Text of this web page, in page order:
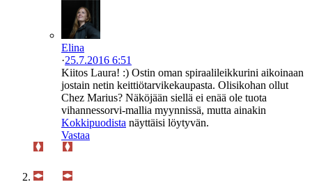
Elina
·25.7.2016 6:51
Kiitos Laura! :) Ostin oman spiraalileikkurini aikoinaan
jostain netin keittiötarvikekaupasta. Olisikohan ollut
Chez Marius? Näköjään siellä ei enää ole tuota
vihannessorvi-mallia myynnissä, mutta ainakin
Kokkipuodista näyttäisi löytyvän.
Vastaa